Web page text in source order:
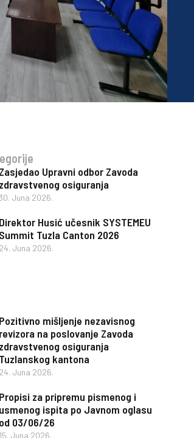
Zasjedao Upravni odbor Zavoda
osiguranja
Juna 2026.
Husić učesnik SYSTEMEU
Tuzla Canton 2026
Juna 2026.
mišljenje nezavisnog
na poslovanje Zavoda
osiguranja
Tuzlanskog kantona
24. Juna 2026.
za pripremu pismenog i
ispita po Javnom oglasu
03/06/26
15. Juna 2026.